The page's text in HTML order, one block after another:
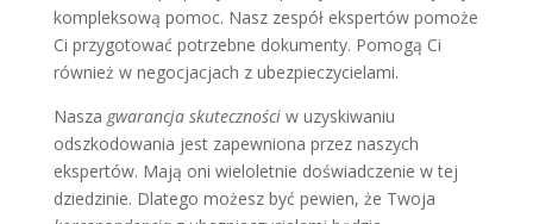
kompleksową pomoc. Nasz zespół ekspertów pomoże
Ci przygotować potrzebne dokumenty. Pomogą Ci
również w negocjacjach z ubezpieczycielami.
Nasza gwarancja skutecznościw uzyskiwaniu
odszkodowania jest zapewniona przez naszych
ekspertów. Mają oni wieloletnie doświadczenie w tej
dziedzinie. Dlatego możesz być pewien, że Twoja